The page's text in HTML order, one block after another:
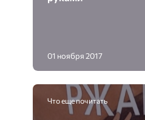
01 ноября 2017
Что еще почитать